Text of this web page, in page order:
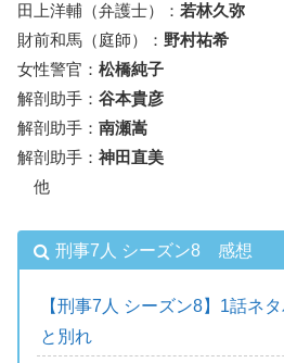
田上洋輔（弁護士）： 若林久弥
財前和馬（庭師）： 野村祐希
女性警官： 松橋純子
解剖助手： 谷本貴彦
解剖助手： 南瀬嵩
解剖助手： 神田直美
他
刑事7人 シーズン8 感想
【刑事7人 シーズン8】1話ネ
と別れ